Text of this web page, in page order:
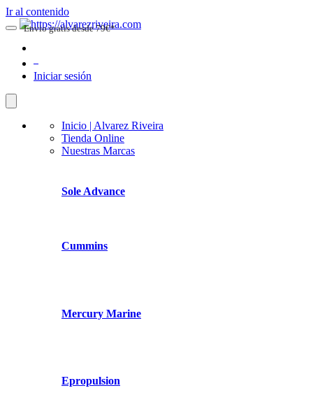
Ir al contenido
Iniciar sesión
Inicio | Alvarez Riveira
Tienda Online
Nuestras Marcas
Sole Advance
Cummins
Mercury Marine
Epropulsion
Envio gratis desde 79€*